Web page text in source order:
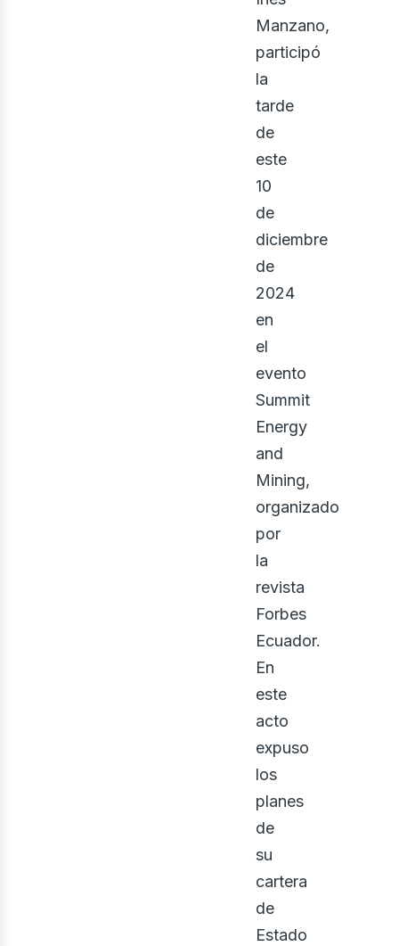
Manzano,
participó
la
tarde
de
este
10
de
diciembre
de
2024
en
el
evento
Summit
Energy
and
Mining,
organizado
por
la
revista
Forbes
Ecuador.
En
este
acto
expuso
los
planes
de
su
cartera
de
Estado